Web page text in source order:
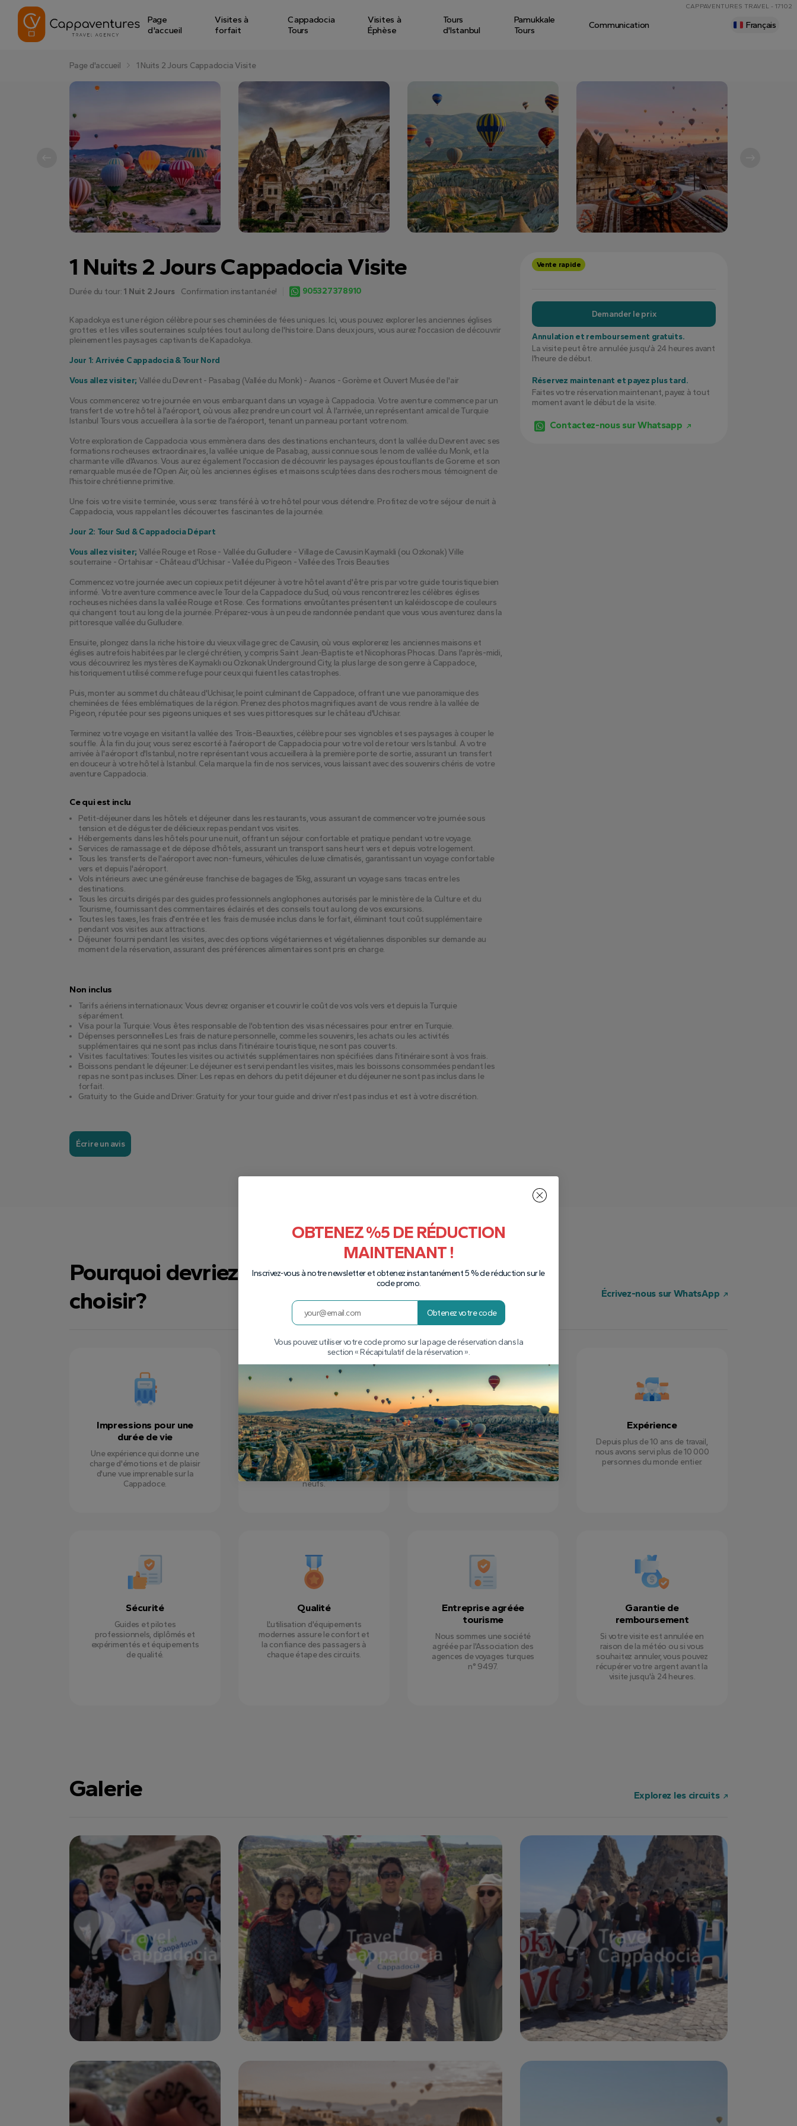
CAPPAVENTURES TRAVEL - 17102
Page
d'accueil
Visites à
forfait
Cappadocia
Tours
Visites à
Éphèse
Tours
d'Istanbul
Pamukkale
Tours
Communication Français
Page d'accueil 1 Nuits 2 Jours Cappadocia Visite
1 Nuits 2 Jours Cappadocia Visite
Durée du tour: 1 Nuit 2 Jours Confirmation instantanée! 905327378910
Kapadokya est une région célèbre pour ses cheminées de fées uniques. Ici, vous pouvez explorer les anciennes églises
grottes et les villes souterraines sculptées tout au long de l'histoire. Dans deux jours, vous aurez l'occasion de découvrir
pleinement les paysages captivants de Kapadokya.
Jour 1: Arrivée Cappadocia & Tour Nord
Vous allez visiter; Vallée du Devrent - Pasabag (Vallée du Monk) - Avanos - Gorème et Ouvert Musée de l'air
Vous commencerez votre journée en vous embarquant dans un voyage à Cappadocia. Votre aventure commence par un
transfert de votre hôtel à l'aéroport, où vous allez prendre un court vol. À l'arrivée, un représentant amical de Turquie
Istanbul Tours vous accueillera à la sortie de l'aéroport, tenant un panneau portant votre nom.
Votre exploration de Cappadocia vous emmènera dans des destinations enchanteurs, dont la vallée du Devrent avec ses
formations rocheuses extraordinaires, la vallée unique de Pasabag, aussi connue sous le nom de vallée du Monk, et la
charmante ville d'Avanos. Vous aurez également l'occasion de découvrir les paysages époustouflants de Goreme et son
remarquable musée de l'Open Air, où les anciennes églises et maisons sculptées dans des rochers mous témoignent de
l'histoire chrétienne primitive.
Une fois votre visite terminée, vous serez transféré à votre hôtel pour vous détendre. Profitez de votre séjour de nuit à
Cappadocia, vous rappelant les découvertes fascinantes de la journée.
Jour 2: Tour Sud & Cappadocia Départ
Vous allez visiter; Vallée Rouge et Rose - Vallée du Gulludere - Village de Cavusin Kaymakli (ou Ozkonak) Ville
souterraine - Ortahisar - Château d'Uchisar - Vallée du Pigeon - Vallée des Trois Beauties
Commencez votre journée avec un copieux petit déjeuner à votre hôtel avant d'être pris par votre guide touristique bien
informé. Votre aventure commence avec le Tour de la Cappadoce du Sud, où vous rencontrerez les célèbres églises
rocheuses nichées dans la vallée Rouge et Rose. Ces formations envoûtantes présentent un kaléidoscope de couleurs
qui changent tout au long de la journée. Préparez-vous à un peu de randonnée pendant que vous vous aventurez dans la
pittoresque vallée du Gulludere.
Ensuite, plongez dans la riche histoire du vieux village grec de Cavusin, où vous explorerez les anciennes maisons et
églises autrefois habitées par le clergé chrétien, y compris Saint Jean-Baptiste et Nicophoras Phocas. Dans l'après-midi,
vous découvrirez les mystères de Kaymaklı ou Ozkonak Underground City, la plus large de son genre à Cappadoce,
historiquement utilisé comme refuge pour ceux qui fuient les catastrophes.
Puis, monter au sommet du château d'Uchisar, le point culminant de Cappadoce, offrant une vue panoramique des
cheminées de fées emblématiques de la région. Prenez des photos magnifiques avant de vous rendre à la vallée de
Pigeon, réputée pour ses pigeons uniques et ses vues pittoresques sur le château d'Uchisar.
Terminez votre voyage en visitant la vallée des Trois-Beauxties, célèbre pour ses vignobles et ses paysages à couper le
souffle. À la fin du jour, vous serez escorté à l'aéroport de Cappadocia pour votre vol de retour vers Istanbul. A votre
arrivée à l'aéroport d'Istanbul, notre représentant vous accueillera à la première porte de sortie, assurant un transfert
en douceur à votre hôtel à Istanbul. Cela marque la fin de nos services, vous laissant avec des souvenirs chéris de votre
aventure Cappadocia.
Ce qui est inclu
Petit-déjeuner dans les hôtels et déjeuner dans les restaurants, vous assurant de commencer votre journée sous
tension et de déguster de délicieux repas pendant vos visites.
Hébergements dans les hôtels pour une nuit, offrant un séjour confortable et pratique pendant votre voyage.
Services de ramassage et de dépose d'hôtels, assurant un transport sans heurt vers et depuis votre logement.
Tous les transferts de l'aéroport avec non-fumeurs, véhicules de luxe climatisés, garantissant un voyage confortable
vers et depuis l'aéroport.
Vols intérieurs avec une généreuse franchise de bagages de 15kg, assurant un voyage sans tracas entre les
destinations.
Tous les circuits dirigés par des guides professionnels anglophones autorisés par le ministère de la Culture et du
Tourisme, fournissant des commentaires éclairés et des conseils tout au long de vos excursions.
Toutes les taxes, les frais d'entrée et les frais de musée inclus dans le forfait, éliminant tout coût supplémentaire
pendant vos visites aux attractions.
Déjeuner fourni pendant les visites, avec des options végétariennes et végétaliennes disponibles sur demande au
moment de la réservation, assurant des préférences alimentaires sont pris en charge.
Non inclus
Tarifs aériens internationaux: Vous devrez organiser et couvrir le coût de vos vols vers et depuis la Turquie
séparément.
Visa pour la Turquie: Vous êtes responsable de l'obtention des visas nécessaires pour entrer en Turquie.
Dépenses personnelles Les frais de nature personnelle, comme les souvenirs, les achats ou les activités
supplémentaires qui ne sont pas inclus dans l'itinéraire touristique, ne sont pas couverts.
Visites facultatives: Toutes les visites ou activités supplémentaires non spécifiées dans l'itinéraire sont à vos frais.
Boissons pendant le déjeuner: Le déjeuner est servi pendant les visites, mais les boissons consommées pendant les
repas ne sont pas incluses. Dîner: Les repas en dehors du petit déjeuner et du déjeuner ne sont pas inclus dans le
forfait.
Gratuity to the Guide and Driver: Gratuity for your tour guide and driver n'est pas inclus et est à votre discrétion.
Écrire un avis
Vente rapide
Demander le prix
Annulation et remboursement gratuits.
La visite peut être annulée jusqu'à 24 heures avant
l'heure de début.
Réservez maintenant et payez plus tard.
Faites votre réservation maintenant, payez à tout
moment avant le début de la visite.
Contactez-nous sur Whatsapp
Pourquoi devriez-vous nous
choisir?
Écrivez-nous sur WhatsApp
Impressions pour une
durée de vie
Une expérience qui donne une
charge d'émotions et de plaisir
d'une vue imprenable sur la
Cappadoce.
Véhicule VIP lumineux et
ballons
Nous avons le plus grand réseau
de flotte de véhicules VIP, de
montgolfières et ils sont tous
neufs.
Assurance
Vous serez couvert par une
assurance tout au long du tour
en montgolfière et du tour
normal du début à la fin.
Expérience
Depuis plus de 10 ans de travail,
nous avons servi plus de 10 000
personnes du monde entier.
Sécurité
Guides et pilotes
professionnels, diplômés et
expérimentés et équipements
de qualité.
Qualité
L'utilisation d'équipements
modernes assure le confort et
la confiance des passagers à
chaque étape des circuits.
Entreprise agréée
tourisme
Nous sommes une société
agréée par l'Association des
agences de voyages turques
n° 9497.
Garantie de
remboursement
Si votre visite est annulée en
raison de la météo ou si vous
souhaitez annuler, vous pouvez
récupérer votre argent avant la
visite jusqu'à 24 heures.
Galerie Explorez les circuits
OBTENEZ %5 DE RÉDUCTION
MAINTENANT !
Inscrivez-vous à notre newsletter et obtenez instantanément 5 % de réduction sur le
code promo.
Obtenez votre code
Vous pouvez utiliser votre code promo sur la page de réservation dans la
section « Récapitulatif de la réservation ».